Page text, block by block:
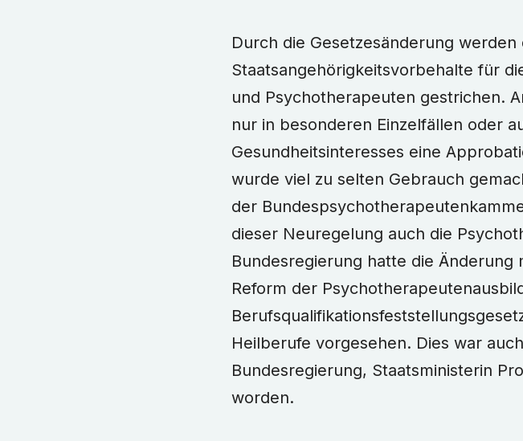
Durch die Gesetzesänderung werden
Staatsangehörigkeitsvorbehalte für
und Psychotherapeuten gestrichen.
nur in besonderen Einzelfällen oder
Gesundheitsinteresses eine
wurde viel zu selten Gebrauch
der
dieser Neuregelung auch die
Bundesregierung hatte die
Reform der
Heilberufe vorgesehen. Dies war
Bundesregierung, Staatsministerin
worden.